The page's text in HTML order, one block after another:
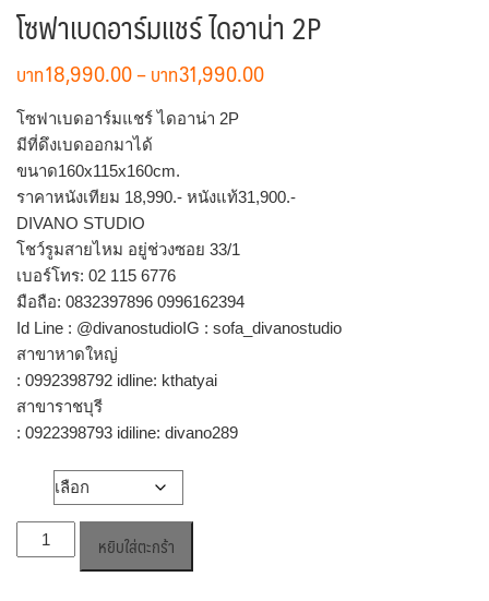
โซฟาเบดอาร์มแชร์ ไดอาน่า 2P
18,990.00– 31,990.00Price
โซฟาเบดอาร์มแชร์ ไดอาน่า 2P
มีที่ดึงเบดออกมาได้
ขนาด160x115x160cm.
ราคาหนังเทียม 18,990.- หนังแท้31,900.-
DIVANO STUDIO
โชว์รูมสายไหม อยู่ช่วงซอย 33/1
เบอร์โทร: 02 115 6776
มือถือ: 0832397896 0996162394
Id Line : @divanostudioIG : sofa_divanostudio
สาขาหาดใหญ่
: 0992398792 idline: kthatyai
สาขาราชบุรี
: 0922398793 idiline: divano289
จำนวน
โซฟา
หยิบใส่ตะกร้า